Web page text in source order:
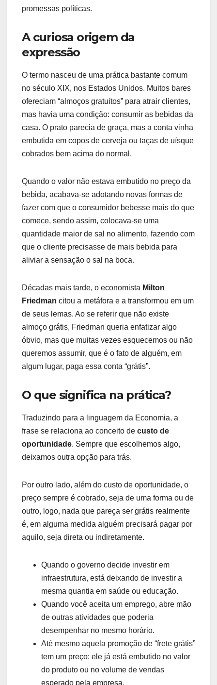
promessas políticas.
A curiosa origem da
expressão
O termo nasceu de uma prática bastante comum
no século XIX, nos Estados Unidos. Muitos bares
ofereciam “almoços gratuitos” para atrair clientes,
mas havia uma condição: consumir as bebidas da
casa. O prato parecia de graça, mas a conta vinha
embutida em copos de cerveja ou taças de uísque
cobrados bem acima do normal.
Quando o valor não estava embutido no preço da
bebida, acabava-se adotando novas formas de
fazer com que o consumidor bebesse mais do que
comece, sendo assim, colocava-se uma
quantidade maior de sal no alimento, fazendo com
que o cliente precisasse de mais bebida para
aliviar a sensação o sal na boca.
Décadas mais tarde, o economista Milton
Friedman citou a metáfora e a transformou em um
de seus lemas. Ao se referir que não existe
almoço grátis, Friedman queria enfatizar algo
óbvio, mas que muitas vezes esquecemos ou não
queremos assumir, que é o fato de alguém, em
algum lugar, paga essa conta “grátis”.
O que significa na prática?
Traduzindo para a linguagem da Economia, a
frase se relaciona ao conceito de custo de
oportunidade. Sempre que escolhemos algo,
deixamos outra opção para trás.
Por outro lado, além do custo de oportunidade, o
preço sempre é cobrado, seja de uma forma ou de
outro, logo, nada que pareça ser grátis realmente
é, em alguma medida alguém precisará pagar por
aquilo, seja direta ou indiretamente.
Quando o governo decide investir em
infraestrutura, está deixando de investir a
mesma quantia em saúde ou educação.
Quando você aceita um emprego, abre mão
de outras atividades que poderia
desempenhar no mesmo horário.
Até mesmo aquela promoção de “frete grátis”
tem um preço: ele já está embutido no valor
do produto ou no volume de vendas
esperado pela empresa.